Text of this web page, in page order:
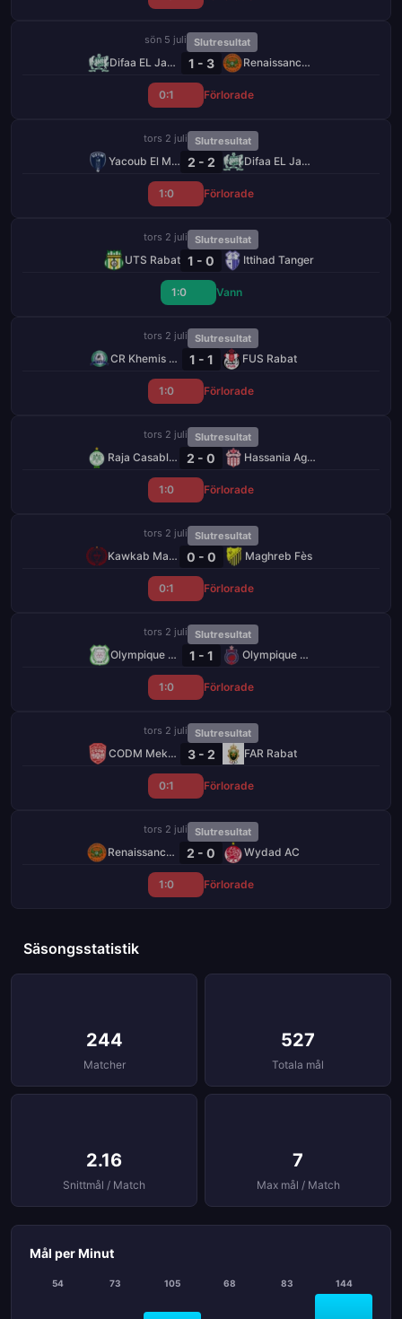
sön 5 juli Slutresultat
Difaa EL Jadida 1 - 3 Renaissance Berkane
0:1 Förlorade
tors 2 juli Slutresultat
Yacoub El Mansour 2 - 2 Difaa EL Jadida
1:0 Förlorade
tors 2 juli Slutresultat
UTS Rabat 1 - 0 Ittihad Tanger
1:0 Vann
tors 2 juli Slutresultat
CR Khemis Zemamra 1 - 1 FUS Rabat
1:0 Förlorade
tors 2 juli Slutresultat
Raja Casablanca 2 - 0 Hassania Agadir
1:0 Förlorade
tors 2 juli Slutresultat
Kawkab Marrakech 0 - 0 Maghreb Fès
0:1 Förlorade
tors 2 juli Slutresultat
Olympique Dcheïra 1 - 1 Olympique Safi
1:0 Förlorade
tors 2 juli Slutresultat
CODM Meknès 3 - 2 FAR Rabat
0:1 Förlorade
tors 2 juli Slutresultat
Renaissance Berkane 2 - 0 Wydad AC
1:0 Förlorade
Säsongsstatistik
244
Matcher
527
Totala mål
2.16
Snittmål / Match
7
Max mål / Match
Mål per Minut
54 73 105 68 83 144